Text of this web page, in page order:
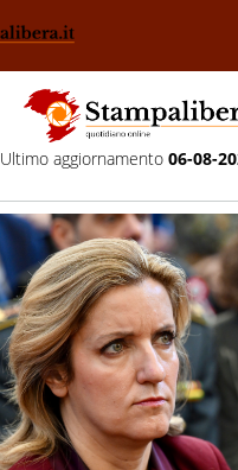
Ultimo aggiornamento 06-08-